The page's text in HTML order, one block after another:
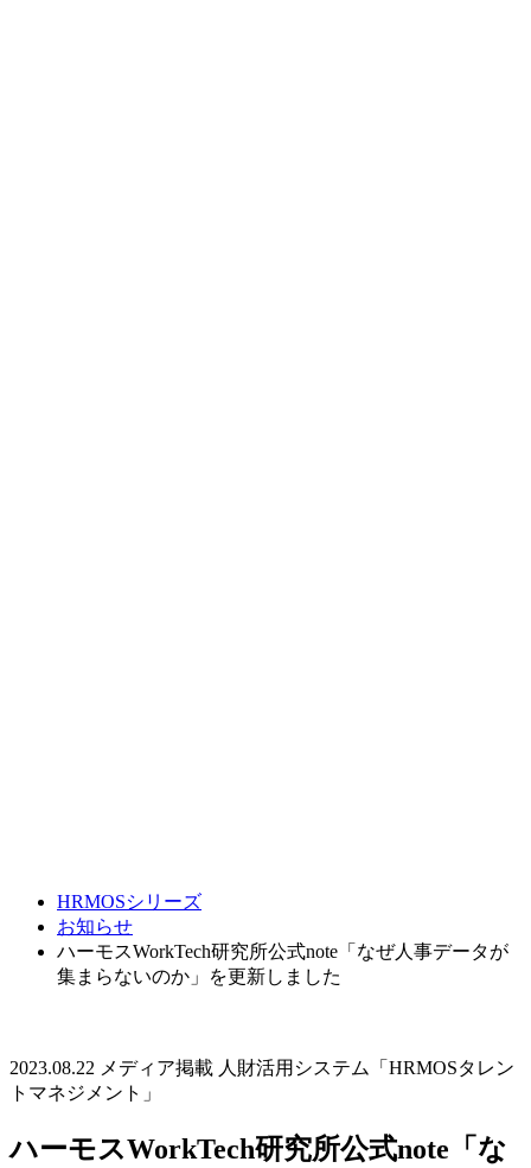
HRMOSシリーズ
お知らせ
ハーモスWorkTech研究所公式note「なぜ人事データが
集まらないのか」を更新しました
2023.08.22 メディア掲載 人財活用システム「HRMOSタレン
トマネジメント」
ハーモスWorkTech研究所公式note「な